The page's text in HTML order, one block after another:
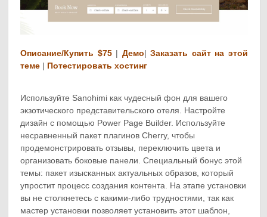
Описание/Купить $75| Демо|Заказать сайт на этой
теме | Потестировать хостинг
Используйте Sanohimi как чудесный фон для вашего
экзотического представительского отеля. Настройте
дизайн с помощью Power Page Builder. Используйте
несравненный пакет плагинов Cherry, чтобы
продемонстрировать отзывы, переключить цвета и
организовать боковые панели. Специальный бонус этой
темы: пакет изысканных актуальных образов, который
упростит процесс создания контента. На этапе установки
вы не столкнетесь с какими-либо трудностями, так как
мастер установки позволяет установить этот шаблон,